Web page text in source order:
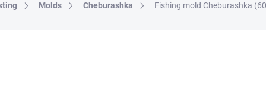
Molds Cheburashka Fishing mold Cheburashka